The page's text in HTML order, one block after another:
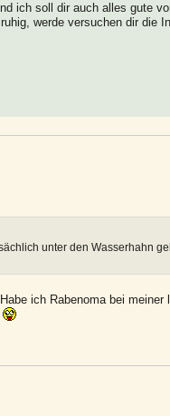
ich soll dir auch alles gute
werde versuchen dir die
unter den Wasserhahn
ich Rabenoma bei